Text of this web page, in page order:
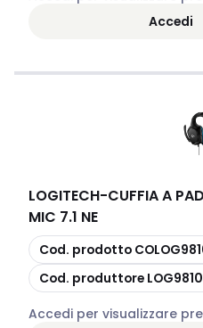
Accedi
LOGITECH-CUFFIA A
MIC 7.1 NE
copia
Cod. prodotto
copia
Cod. produttore
Accedi per visualizzare